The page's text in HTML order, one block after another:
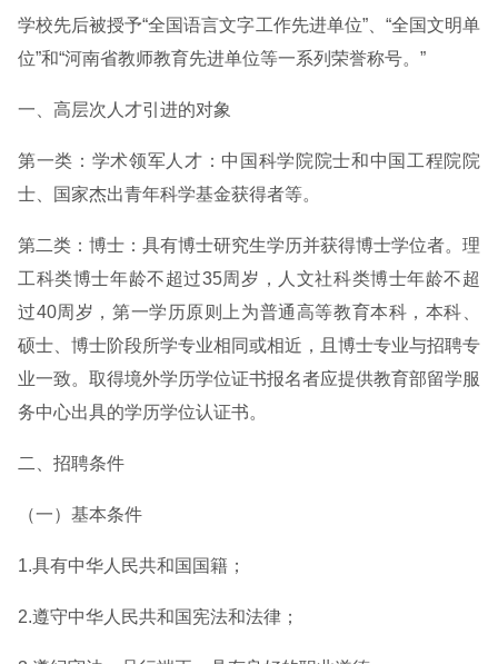
学校先后被授予“全国语言文字工作先进单位”、“全国文明单
位”和“河南省教师教育先进单位等一系列荣誉称号。”
一、高层次人才引进的对象
第一类：学术领军人才：中国科学院院士和中国工程院院
士、国家杰出青年科学基金获得者等。
第二类：博士：具有博士研究生学历并获得博士学位者。理
工科类博士年龄不超过35周岁，人文社科类博士年龄不超
过40周岁，第一学历原则上为普通高等教育本科，本科、
硕士、博士阶段所学专业相同或相近，且博士专业与招聘专
业一致。取得境外学历学位证书报名者应提供教育部留学服
务中心出具的学历学位认证书。
二、招聘条件
（一）基本条件
1.具有中华人民共和国国籍；
2.遵守中华人民共和国宪法和法律；